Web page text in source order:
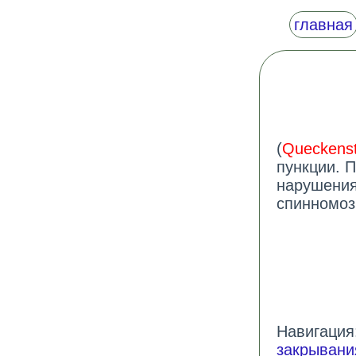
главная
(
пункции.